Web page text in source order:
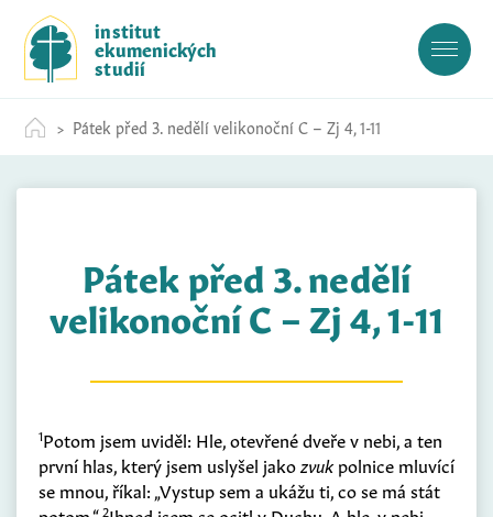
c
institut
ekumenických
studií
Pátek před 3. nedělí velikonoční C – Zj 4, 1-11
Pátek před 3. nedělí
velikonoční C – Zj 4, 1-11
1Potom jsem uviděl: Hle, otevřené dveře v nebi, a ten
první hlas, který jsem uslyšel jakozvukpolnice mluvící
se mnou, říkal: „Vystup sem a ukážu ti, co se má stát
2